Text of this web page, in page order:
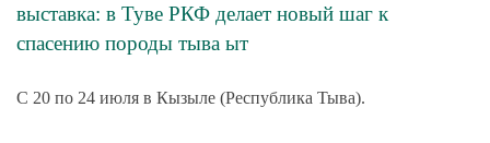
выставка: в Туве РКФ делает новый шаг к
спасению породы тыва ыт
С 20 по 24 июля в Кызыле (Республика Тыва).